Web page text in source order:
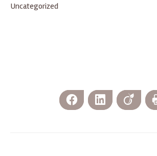
Uncategorized
Facebook LinkedIn Viadeo